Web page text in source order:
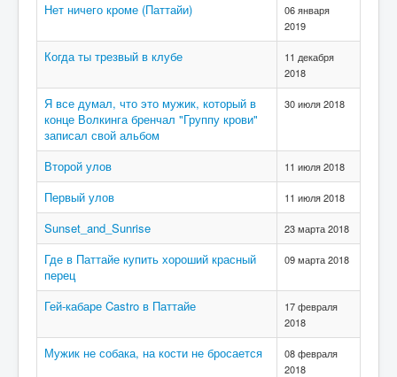
Нет ничего кроме (Паттайи)
06 января
2019
Когда ты трезвый в клубе
11 декабря
2018
Я все думал, что это мужик, который в
конце Волкинга бренчал "Группу крови"
записал свой альбом
30 июля 2018
Второй улов 11 июля 2018
Первый улов 11 июля 2018
Sunset_and_Sunrise 23 марта 2018
Где в Паттайе купить хороший красный
перец
09 марта 2018
Гей-кабаре Castro в Паттайе
17 февраля
2018
Мужик не собака, на кости не бросается
08 февраля
2018